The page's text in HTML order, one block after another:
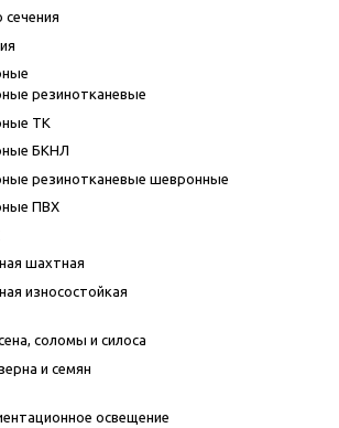
резинотканевые
ТК
БКНЛ
резинотканевые шевронные
ПВХ
шахтная
износостойкая
соломы и силоса
и семян
освещение